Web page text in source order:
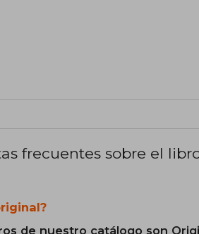
frecuentes sobre el
de nuestro catálogo son